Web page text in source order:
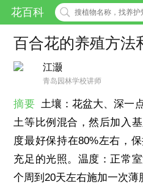
花百科
百合花的养殖方法
江灏
青岛园林学校讲师
摘要 土壤：花盆大、深一
土等比例混合，然后加入
度最好保持在80%左右，
充足的光照。温度：正常
个周到20天左右施加一次薄